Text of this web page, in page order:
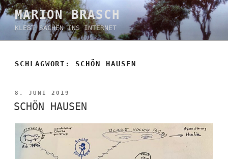
Zum
Inhalt
springen
MARION BRASCH
KLEBT SACHEN INS INTERNET
SCHLAGWORT: SCHÖN HAUSEN
VERÖFFENTLICHT
AM
8. JUNI 2019
SCHÖN HAUSEN